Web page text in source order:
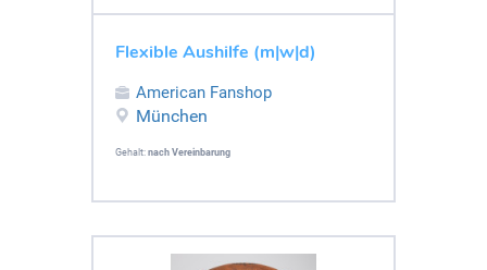
Flexible Aushilfe (m|w|d)
American Fanshop
München
Gehalt: nach Vereinbarung